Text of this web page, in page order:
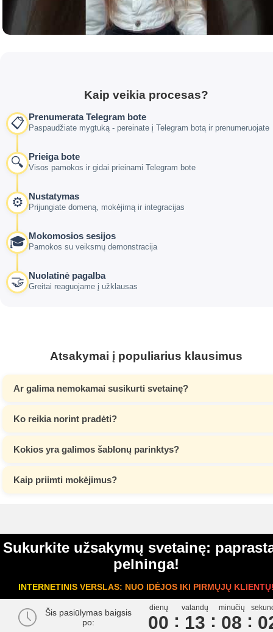
Kaip veikia procesas?
📋 Prenumerata Telegram bote
Paspaudžiate mygtuką - pereinate į Telegram botą ir prenumeruojate
🔍 Prieiga bote
Visos pamokos ir gidai prieinami Telegram bote
⚙️ Nustatymas
Prijungiate domeną, mokėjimą ir integracijas
🎓 Mokomosios sesijos
Pamokos su veiksmų demonstracija
🤝 Nuolatinė pagalba
Greitai reaguojame į užklausas
Atsakymai į populiarius klausimus
Ar galima nemokamai susikurti svetainę?
Ko reikia norint pradėti?
Kokios yra galimos šablonų parinktys?
Kaip priimti mokėjimus?
Sukurkite užsakymų svetainę:
pelninga!
INTERNETINIS VERSLAS: NUO IDĖJOS IKI PIRMŲJŲ
Šis pasiūlymas baigsis
po:
dienų
00
valandų
13
minučių
08 0